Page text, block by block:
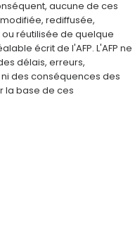
aucune de ces
rediffusée,
réutilisée de quelque
écrit de l'AFP. L'AFP ne
délais, erreurs,
des conséquences des
la base de ces